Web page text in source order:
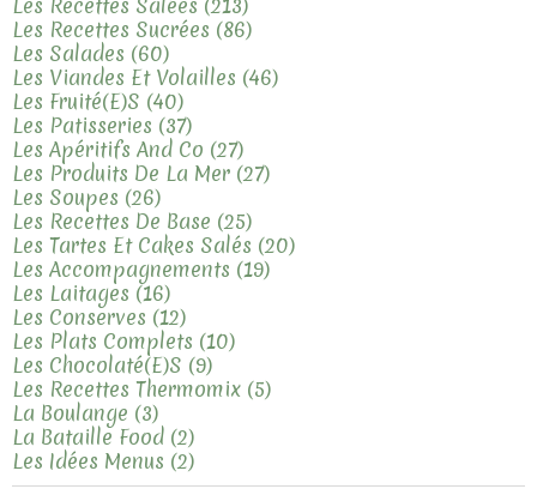
Les Recettes Sucrées (86)
Les Salades (60)
Les Viandes Et Volailles (46)
Les Fruité(e)s (40)
Les Patisseries (37)
Les Apéritifs And Co (27)
Les Produits De La Mer (27)
Les Soupes (26)
Les Recettes De Base (25)
Les Tartes Et Cakes Salés (20)
Les Accompagnements (19)
Les Laitages (16)
Les Conserves (12)
Les Plats Complets (10)
Les Chocolaté(e)s (9)
Les Recettes Thermomix (5)
La Boulange (3)
La Bataille Food (2)
Les Idées Menus (2)